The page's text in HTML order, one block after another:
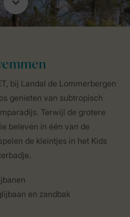
bij Landal de Lommerbergen
genieten van subtropisch
Terwijl de grotere
beleven in één van de
de kleintjes in het Kids
en zandbak